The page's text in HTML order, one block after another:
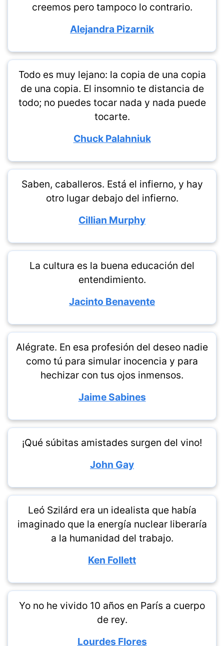
creemos pero tampoco lo contrario.
Alejandra Pizarnik
Todo es muy lejano: la copia de una copia
de una copia. El insomnio te distancia de
todo; no puedes tocar nada y nada puede
tocarte.
Chuck Palahniuk
Saben, caballeros. Está el infierno, y hay
otro lugar debajo del infierno.
Cillian Murphy
La cultura es la buena educación del
entendimiento.
Jacinto Benavente
Alégrate. En esa profesión del deseo nadie
como tú para simular inocencia y para
hechizar con tus ojos inmensos.
Jaime Sabines
¡Qué súbitas amistades surgen del vino!
John Gay
Leó Szilárd era un idealista que había
imaginado que la energía nuclear liberaría
a la humanidad del trabajo.
Ken Follett
Yo no he vivido 10 años en París a cuerpo
de rey.
Lourdes Flores